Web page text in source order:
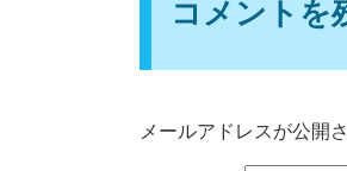
コメントを
メールアドレスが公開